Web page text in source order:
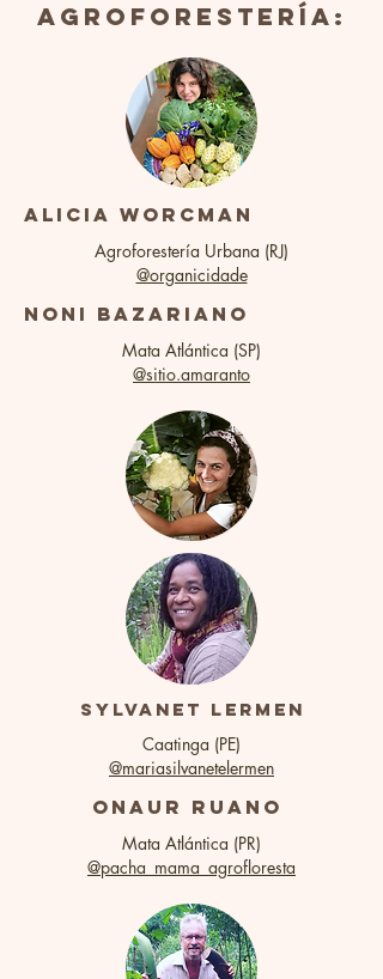
agroforestería:
alicia worcman
Agroforestería Urbana (RJ)
@organicidade
noni bazariano
Mata Atlántica (SP)
@sitio.amaranto
Sylvanet Lermen
Caatinga (PE)
@mariasilvanetelermen
onaur ruano
Mata Atlántica (PR)
@pacha_mama_agrofloresta